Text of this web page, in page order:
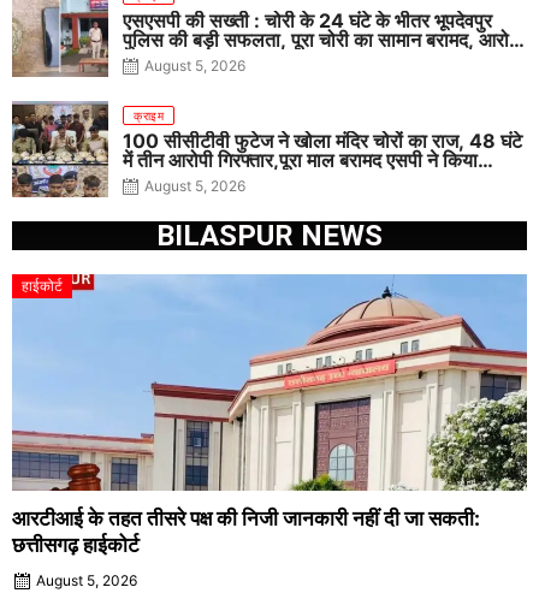
एसएसपी की सख्ती : चोरी के 24 घंटे के भीतर भूपदेवपुर
पुलिस की बड़ी सफलता, पूरा चोरी का सामान बरामद, आरोपी
गिरफ्तार
August 5, 2026
क्राइम
100 सीसीटीवी फुटेज ने खोला मंदिर चोरों का राज, 48 घंटे
में तीन आरोपी गिरफ्तार,पूरा माल बरामद एसपी ने किया
खुलासा
August 5, 2026
BILASPUR NEWS
हाईकोर्ट
आरटीआई के तहत तीसरे पक्ष की निजी जानकारी नहीं दी जा सकती:
छत्तीसगढ़ हाईकोर्ट
August 5, 2026